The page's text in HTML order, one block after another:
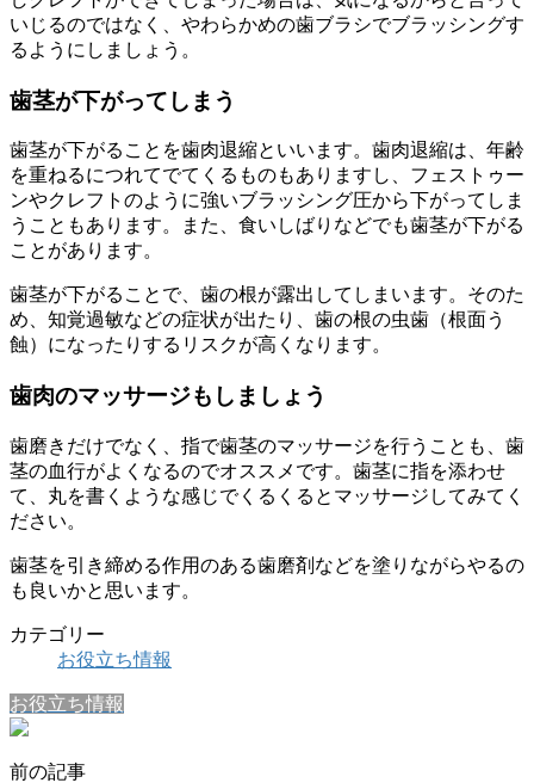
いじるのではなく、やわらかめの歯ブラシでブラッシングす
るようにしましょう。
歯茎が下がってしまう
歯茎が下がることを歯肉退縮といいます。歯肉退縮は、年齢
を重ねるにつれてでてくるものもありますし、フェストゥー
ンやクレフトのように強いブラッシング圧から下がってしま
うこともあります。また、食いしばりなどでも歯茎が下がる
ことがあります。
歯茎が下がることで、歯の根が露出してしまいます。そのた
め、知覚過敏などの症状が出たり、歯の根の虫歯（根面う
蝕）になったりするリスクが高くなります。
歯肉のマッサージもしましょう
歯磨きだけでなく、指で歯茎のマッサージを行うことも、歯
茎の血行がよくなるのでオススメです。歯茎に指を添わせ
て、丸を書くような感じでくるくるとマッサージしてみてく
ださい。
歯茎を引き締める作用のある歯磨剤などを塗りながらやるの
も良いかと思います。
カテゴリー
お役立ち情報
お役立ち情報
前の記事